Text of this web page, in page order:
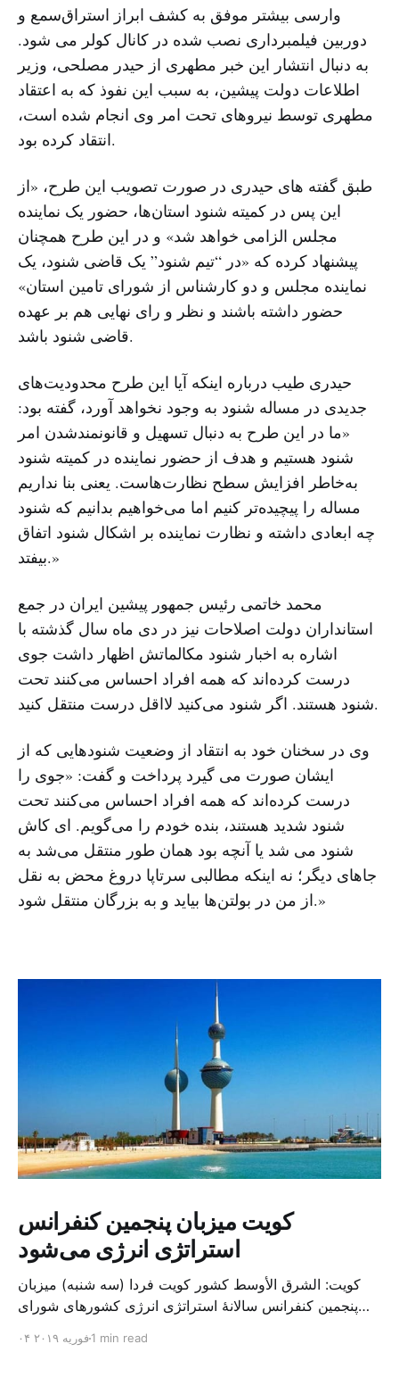
وارسی بیشتر موفق به کشف ابراز استراق‌سمع و
دوربین فیلمبرداری نصب شده در کانال کولر می شود.
به دنبال انتشار این خبر مطهری از حیدر مصلحی، وزیر
اطلاعات دولت پیشین، به سبب این نفوذ که به اعتقاد
مطهری توسط نیروهای تحت امر وی انجام شده است،
انتقاد کرده بود.
طبق گفته های حیدری در صورت تصویب این طرح، «از
این پس در کمیته شنود استان‌ها، حضور یک نماینده
مجلس الزامی خواهد شد» و در این طرح همچنان
پیشنهاد کرده که «در “تیم شنود” یک قاضی شنود، یک
نماینده مجلس و دو کارشناس از شورای تامین استان»
حضور داشته باشند و نظر و رای نهایی هم بر عهده
قاضی شنود باشد.
حیدری طیب درباره اینکه آیا این طرح محدودیت‌های
جدیدی در مساله شنود به وجود نخواهد آورد، گفته بود:
«ما در این طرح به دنبال تسهیل و قانونمندشدن امر
شنود هستیم و هدف از حضور نماینده در کمیته شنود
به‌خاطر افزایش سطح نظارت‌هاست. یعنی بنا نداریم
مساله را پیچیده‌تر کنیم اما می‌خواهیم بدانیم که شنود
چه ابعادی داشته و نظارت نماینده بر اشکال شنود اتفاق
بیفتد.»
محمد خاتمی رئیس جمهور پیشین ایران در جمع
استانداران دولت اصلاحات نیز در دی ماه سال گذشته با
اشاره به اخبار شنود مکالماتش اظهار داشت جوی
درست کرده‌اند که همه افراد احساس می‌کنند تحت
شنود هستند. اگر شنود می‌کنید لااقل درست منتقل کنید.
وی در سخنان خود به انتقاد از وضعیت شنودهایی که از
ایشان صورت می گیرد پرداخت و گفت: «جوی را
درست کرده‌اند که همه افراد احساس می‌کنند تحت
شنود شدید هستند، بنده خودم را می‌گویم. ‌ای کاش
شنود می ‌شد یا آنچه بود همان طور منتقل می‌شد به
جاهای دیگر؛ نه اینکه مطالبی سرتاپا دروغ محض به نقل
از من در بولتن‌ها بیاید و به بزرگان منتقل شود.»
کویت میزبان پنجمین کنفرانس
استراتژی انرژی می‌شود
کویت: الشرق الأوسط کشور کویت فردا (سه شنبه) میزبان
پنجمین کنفرانس سالانهٔ استراتژی انرژی کشورهای شورای
متخصص از شرکت‌های جهانی نفت و گاز در این کنفرانس
۰۴ فوریه ۲۰۱۹1 min read